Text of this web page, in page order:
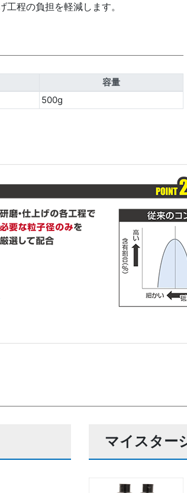
程の負担を軽減します。
容量
500g
マイスター